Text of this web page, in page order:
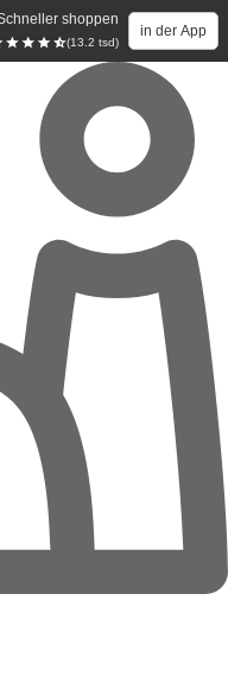
shoppen
(13.2 tsd)
in der App